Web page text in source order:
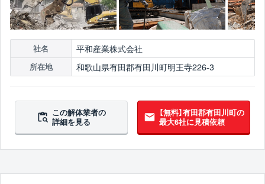
社名 平和産業株式会社
所在地 和歌山県有田郡有田川町明王寺226-3
この解体業者の
詳細を見る
【無料】有田郡有田川町の
最大6社に見積依頼